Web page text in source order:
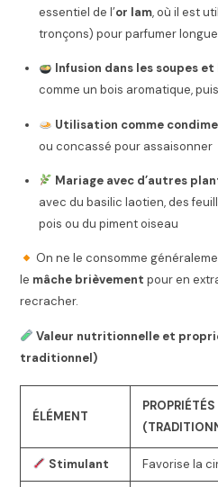
essentiel de l’or lam, où il est
tronçons) pour parfumer
Infusion dans les soupes
comme un bois aromatique,
Utilisation comme
ou concassé pour assaisonner
Mariage avec d’autres
avec du basilic laotien, des
pois ou du piment oiseau
On ne le consomme
le mâche brièvement pour en
recracher.
Valeur nutritionnelle et
traditionnel)
ÉLÉMENT
Stimulant Favorise la